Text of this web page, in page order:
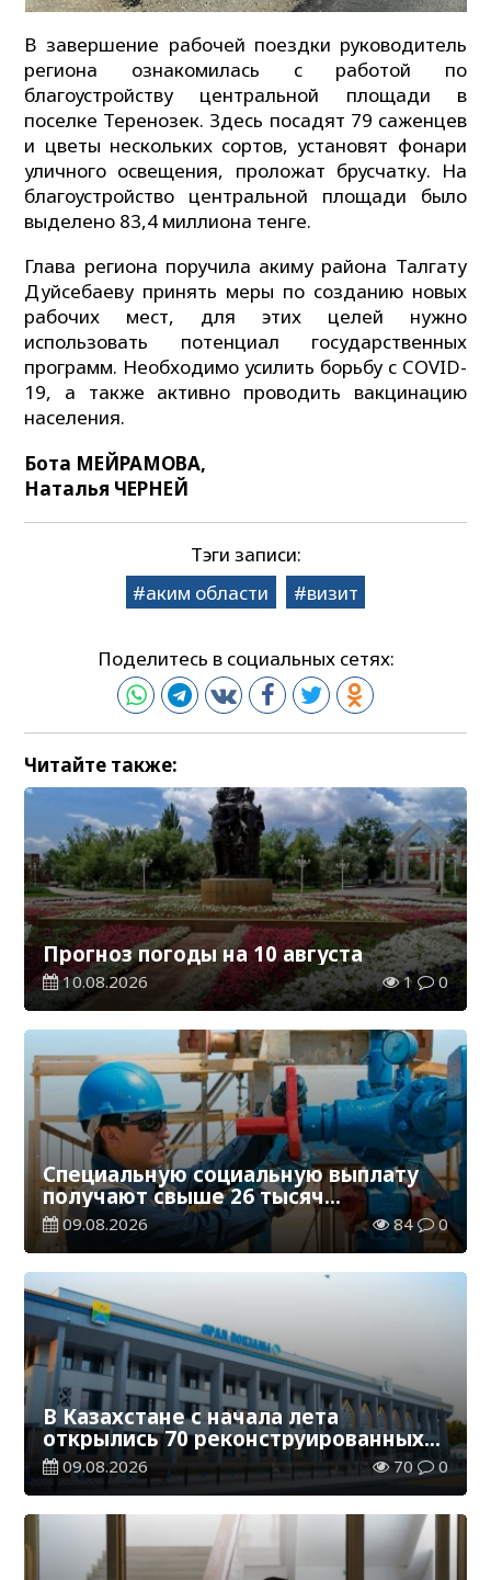
В завершение рабочей поездки руководитель
региона ознакомилась с работой по
благоустройству центральной площади в
поселке Теренозек. Здесь посадят 79 саженцев
и цветы нескольких сортов, установят фонари
уличного освещения, проложат брусчатку. На
благоустройство центральной площади было
выделено 83,4 миллиона тенге.
Глава региона поручила акиму района Талгату
Дуйсебаеву принять меры по созданию новых
рабочих мест, для этих целей нужно
использовать потенциал государственных
программ. Необходимо усилить борьбу с COVID-
19, а также активно проводить вакцинацию
населения.
Бота МЕЙРАМОВА,
Наталья ЧЕРНЕЙ
Тэги записи:
аким области
визит
Поделитесь в социальных сетях:
Читайте также:
Прогноз погоды на 10 августа
10.08.2026 1 0
Специальную социальную выплату
получают свыше 26 тысяч
работников, занятых во вредных
условиях труда
09.08.2026 84 0
В Казахстане с начала лета
открылись 70 реконструированных
железнодорожных вокзалов
09.08.2026 70 0